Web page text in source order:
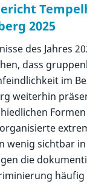
2025
des Jahres
dass
im
weiterhin
wenig sichtbar
die
häufig